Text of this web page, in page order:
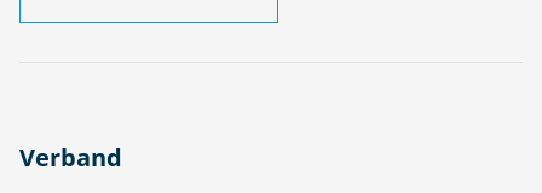
Verband